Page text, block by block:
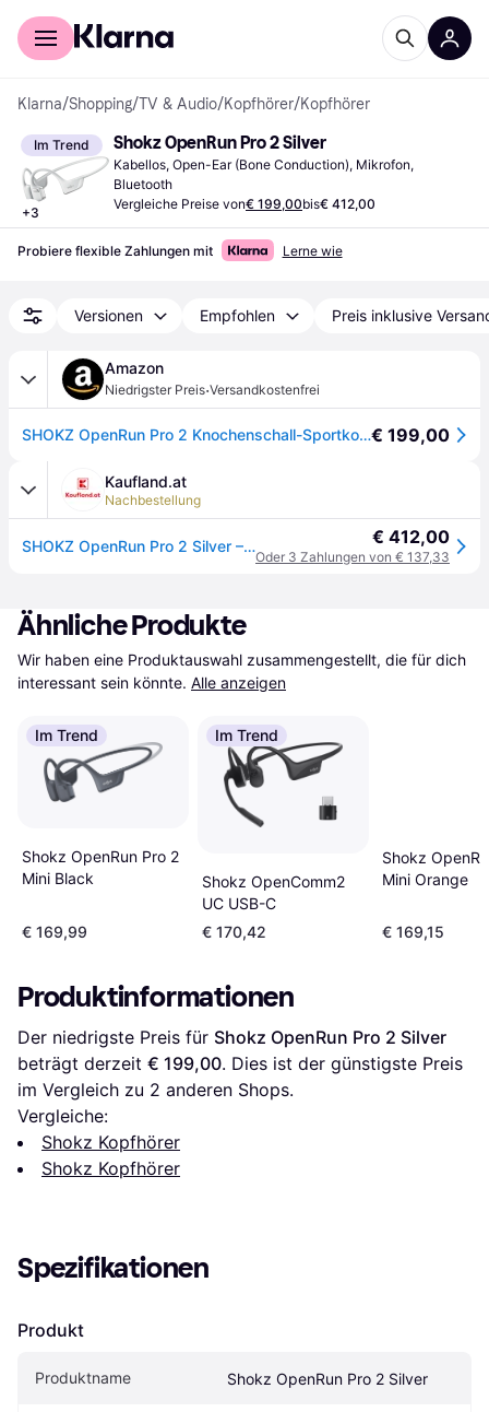
Für Shopper
Klarna/Shopping/TV & Audio/Kopfhörer/Kopfhörer
Im Trend
+3
Shokz OpenRun Pro 2 Silver
Kabellos, Open-Ear (Bone Conduction), Mikrofon,
Bluetooth
Vergleiche Preise von€ 199,00bis€ 412,00
Probiere flexible Zahlungen mit Lerne wie
Versionen Empfohlen Preis inklusive
Amazon
Niedrigster Preis·Versandkostenfrei
SHOKZ OpenRun Pro 2 Knochenschall-Sportkopfhörer, Silbern€ 199,00
Kaufland.at
Nachbestellung
SHOKZ OpenRun Pro 2 Silver – Kabellose Sportkopfhörer mit offenem Ohrdesign, Bluetooth, tiefer Bass, schweißresistent, sicherer Sitz fürs Workout € 412,00
Oder 3 Zahlungen von € 137,33
Ähnliche Produkte
Wir haben eine Produktauswahl zusammengestellt, die für dich
interessant sein könnte. Alle anzeigen
Im Trend
Shokz OpenRun Pro 2
Mini Black
€ 169,99
Im Trend
Shokz OpenComm2
UC USB-C
€ 170,42
Shokz
Mini Orange
€ 169,15
Produktinformationen
Der niedrigste Preis für Shokz OpenRun Pro 2 Silver
beträgt derzeit € 199,00. Dies ist der günstigste Preis
im Vergleich zu 2 anderen Shops.
Vergleiche:
Shokz Kopfhörer
Shokz Kopfhörer
Spezifikationen
Produkt
Produktname Shokz OpenRun Pro 2 Silver